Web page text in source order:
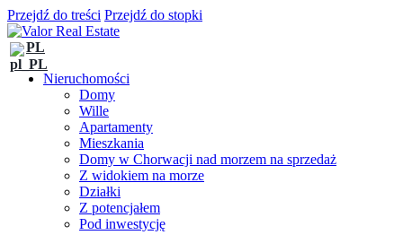
Przejdź do treści Przejdź do stopki
PL
Nieruchomości
Domy
Wille
Apartamenty
Mieszkania
Domy w Chorwacji nad morzem na sprzedaż
Z widokiem na morze
Działki
Z potencjałem
Pod inwestycję